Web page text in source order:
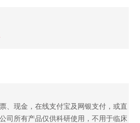
、现金，在线支付宝及网银支付，或直
司所有产品仅供科研使用，不用于临床